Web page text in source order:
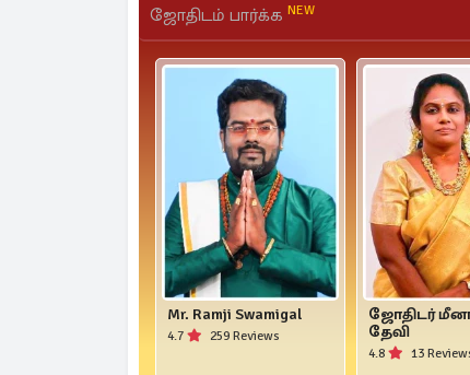
ஜோதிடம் பார்க்க NEW
Mr. Ramji Swamigal
4.7 259 Reviews
ஜோதிடர்
தேவி
4.8 13